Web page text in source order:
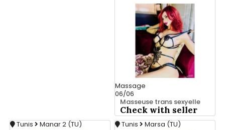
Massage
06/06
Masseuse trans sexyelle
Check with seller
Tunis Manar 2 (TU) Tunis Marsa (TU)